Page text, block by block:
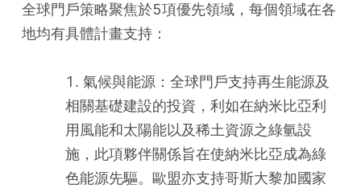
全球門戶策略聚焦於5項優先領域，每個領域在各
地均有具體計畫支持：
1. 氣候與能源：全球門戶支持再生能源及
相關基礎建設的投資，利如在納米比亞利
用風能和太陽能以及稀土資源之綠氫設
施，此項夥伴關係旨在使納米比亞成為綠
色能源先驅。歐盟亦支持哥斯大黎加國家